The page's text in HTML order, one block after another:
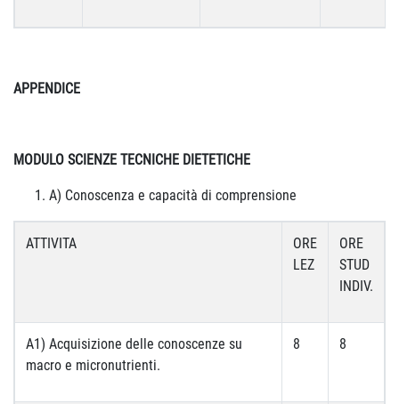
APPENDICE
MODULO SCIENZE TECNICHE DIETETICHE
A) Conoscenza e capacità di comprensione
ATTIVITA
ORE
LEZ
ORE
STUD
INDIV.
A1) Acquisizione delle conoscenze su
macro e micronutrienti.
8 8